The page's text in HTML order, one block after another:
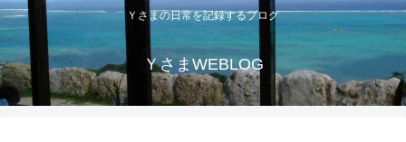
Ｙさまの日常を記録するブログ
ＹさまWEBLOG